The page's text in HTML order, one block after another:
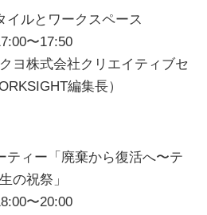
イルとワークスペース
〜17:50
ヨ株式会社クリエイティブセ
編集⻑）
ティー「廃棄から復活へ〜テ
の祝祭」
〜20:00